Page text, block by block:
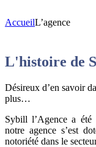
AccueilL’agence
L'histoire de
Désireux d’en savoir
plus…
Sybill l’Agence a
notre agence s’est
notoriété dans le